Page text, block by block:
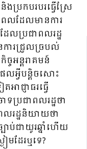
ប្រកបរបរធ្វើស្រែ
លដែលមានការ
លប្រជាពលរដ្ឋ
ការជ្រួលច្របល់
ចអន្តរាគមន៍
ផលអ្វីបន្តិចសោះ
ាជ្ញាធរធ្វើ
ប្រជាពលរដ្ឋថា
លរដ្ឋនិយាយថា
ាប់ជាយូរឆ្នាំហើយ
មដែរឬទេ?